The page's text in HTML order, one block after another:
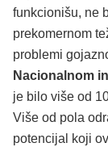
funkcionišu, ne
prekomernom
problemi
Nacionalnom
je bilo više od
Više od pola
potencijal koji